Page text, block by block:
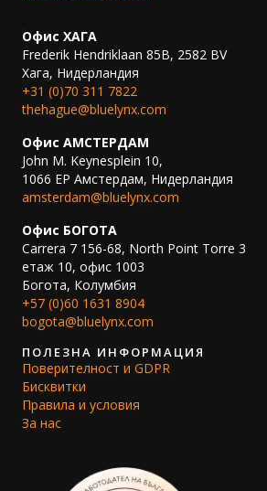
Офис ХАГА
Frederik Hendriklaan 85B, 2582 BV
Хага, Нидерландия
+31 (0)70 311 7822
thehague@bluelynx.com
Офис АМСТЕРДАМ
John M. Keynesplein 10,
1066 EP Амстердам, Нидерландия
amsterdam@bluelynx.com
Офис БОГОТА
Carrera 7 156-68, North Point Torre 3
етаж 10, офис 1003
Богота, Колумбия
+57 (0)60 1631 8904
bogota@bluelynx.com
ПОЛЕЗНА ИНФОРМАЦИЯ
Поверителност и GDPR
Бисквитки
Правила и условия
За нас